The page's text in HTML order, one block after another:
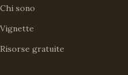
Chi sono
Vignette
Risorse gratuite